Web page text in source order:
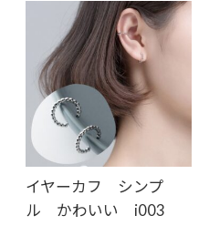
イヤーカフ シンプ
ル かわいい i003